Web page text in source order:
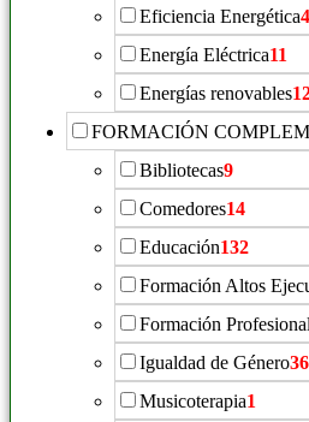
Eficiencia Energética
Energía Eléctrica11
Energías renovables
FORMACIÓN
Bibliotecas9
Comedores14
Educación132
Formación Altos
Formación
Igualdad de Género36
Musicoterapia1